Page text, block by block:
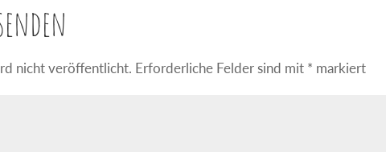
nicht veröffentlicht. Erforderliche Felder sind mit * markiert